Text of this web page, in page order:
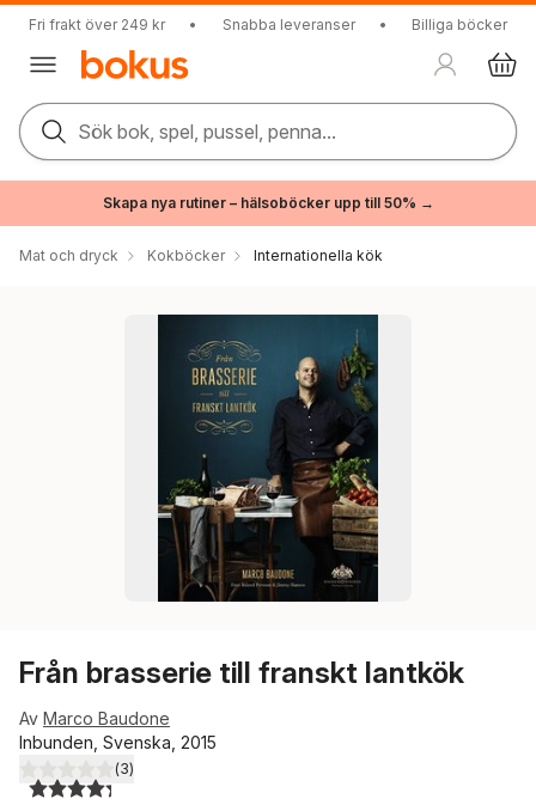
Fri frakt över 249 kr • Snabba leveranser • Billiga böcker
Sök bok, spel, pussel, penna...
Skapa nya rutiner – hälsoböcker upp till 50% →
Mat och dryck Kokböcker Internationella kök
Från brasserie till franskt lantkök
Av Marco Baudone
Inbunden, Svenska, 2015
4,3utav 5 stjärnor. Totalt antal röster:
(3)